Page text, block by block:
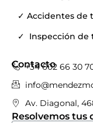
✓ Accidentes de
✓ Inspección de
Contacto
+34 602 66 30
Av. Diagonal,
Resolvemos tus